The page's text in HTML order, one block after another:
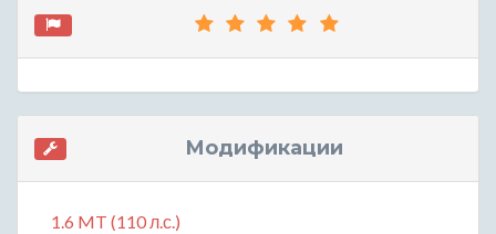
Модификации
1.6 MT (110 л.с.)